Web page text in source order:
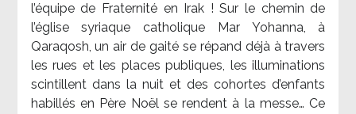
l’équipe de Fraternité en Irak ! Sur le chemin de
l’église syriaque catholique Mar Yohanna, à
Qaraqosh, un air de gaité se répand déjà à travers
les rues et les places publiques, les illuminations
scintillent dans la nuit et des cohortes d’enfants
habillés en Père Noël se rendent à la messe… Ce